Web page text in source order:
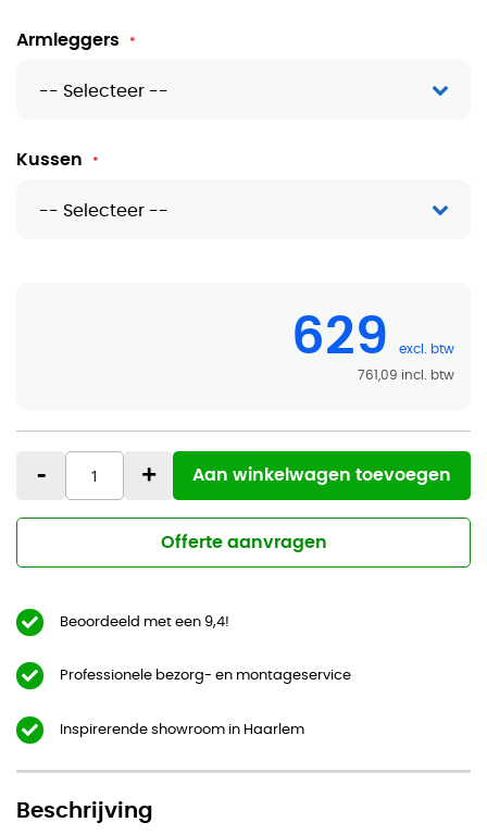
Armleggers
Kussen
629
761,09
- + Aan winkelwagen toevoegen
Offerte aanvragen
Beoordeeld met een 9,4!
Professionele bezorg- en montageservice
Inspirerende showroom in Haarlem
Beschrijving